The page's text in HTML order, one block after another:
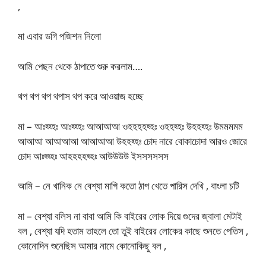
,
মা এবার ডগি পজিশন নিলো
আমি পেছন থেকে ঠাপাতে শুরু করলাম….
থপ থপ থপ থপাস থপ করে আওয়াজ হচ্ছে
মা – আঃহ্হ্হঃ আঃহ্হ্হঃ আআআআ ওহহহহহ্হঃ ওহহহ্হঃ উহহহ্হঃ উমমমমম
আআআ আআআআ আআআআ উহহহ্হঃ চোদ নারে বোকাচোদা আরও জোরে
চোদ আঃহ্হ্হঃ আহহহহহ্হঃ আউউউউ ইসসসসসস
আমি – নে খানিক নে বেশ্যা মাগি কতো ঠাপ খেতে পারিস দেখি , বাংলা চটি
মা – বেশ্যা বলিস না বাবা আমি কি বাইরের লোক দিয়ে গুদের জ্বালা মেটাই
বল , বেশ্যা যদি হতাম তাহলে তো তুই বাইরের লোকের কাছে শুনতে পেতিস ,
কোনোদিন শুনেছিস আমার নামে কোনোকিছু বল ,